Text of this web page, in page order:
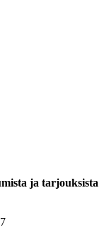
ja tarjouksista